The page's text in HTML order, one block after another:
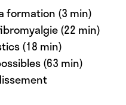
formation (3 min)
(22 min)
(18 min)
(63 min)